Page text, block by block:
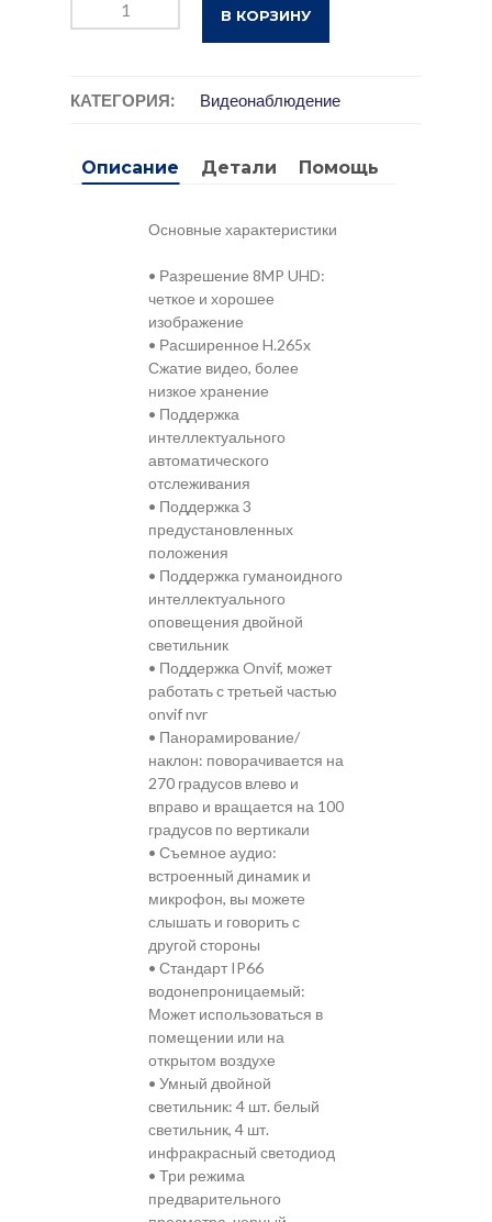
В КОРЗИНУ
КАТЕГОРИЯ: Видеонаблюдение
Описание Детали Помощь
Основные характеристики
• Разрешение 8MP UHD:
четкое и хорошее
изображение
• Расширенное H.265x
Сжатие видео, более
низкое хранение
• Поддержка
интеллектуального
автоматического
отслеживания
• Поддержка 3
предустановленных
положения
• Поддержка гуманоидного
интеллектуального
оповещения двойной
светильник
• Поддержка Onvif, может
работать с третьей частью
onvif nvr
• Панорамирование/
наклон: поворачивается на
270 градусов влево и
вправо и вращается на 100
градусов по вертикали
• Съемное аудио:
встроенный динамик и
микрофон, вы можете
слышать и говорить с
другой стороны
• Стандарт IP66
водонепроницаемый:
Может использоваться в
помещении или на
открытом воздухе
• Умный двойной
светильник: 4 шт. белый
светильник, 4 шт.
инфракрасный светодиод
• Три режима
предварительного